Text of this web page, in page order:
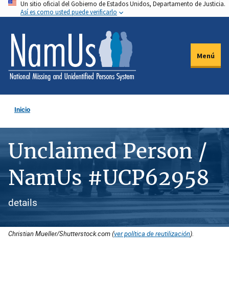
Pasar
al
contenido
principal
Un sitio oficial del Gobierno de Estados Unidos, Departamento de Justicia.
Así es como usted puede verificarlo
Menú
Inicio
Unclaimed Person /
NamUs #UCP62958
details
Christian Mueller/Shutterstock.com (ver política de reutilización).